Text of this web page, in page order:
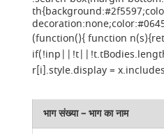
(function(){ function
r[i].style.display =
भाग संख्या – भाग का नाम